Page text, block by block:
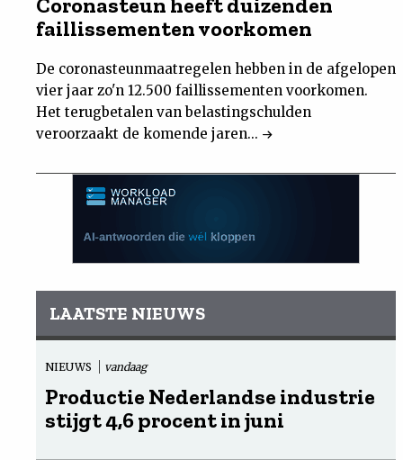
faillissementen voorkomen
De coronasteunmaatregelen hebben in de afgelopen
vier jaar zo'n 12.500 faillissementen voorkomen.
Het terugbetalen van belastingschulden
veroorzaakt de komende jaren...
LAATSTE NIEUWS
NIEUWS vandaag
Productie Nederlandse industrie
stijgt 4,6 procent in juni